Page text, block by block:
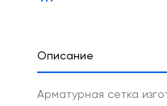
Описание
Арматурная сетка